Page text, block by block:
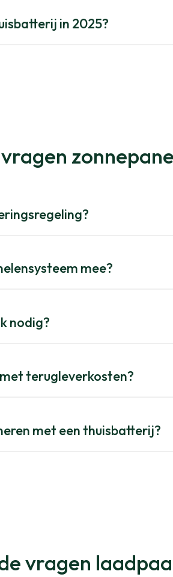
in 2025?
mee?
nodig?
terugleverkosten?
met een thuisbatterij?
vragen